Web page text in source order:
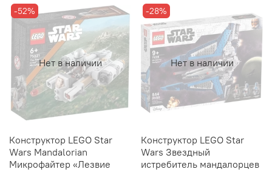
Нет в наличии
-52%
Конструктор LEGO Star
Wars Mandalorian
Микрофайтер «Лезвие
Нет в наличии
-28%
Конструктор LEGO Star
Wars Звездный
истребитель мандалорцев